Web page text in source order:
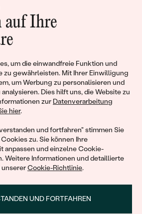
auf Ihre
um die einwandfreie Funktion und
zu gewährleisten. Mit Ihrer Einwilligung
um Werbung zu personalisieren und
Dies hilft uns, die Website zu
zur Datenverarbeitung
hier.
und fortfahren" stimmen Sie
zu. Sie können Ihre
anpassen und einzelne Cookie-
Weitere Informationen und detaillierte
unsererCookie-Richtlinie.
UND FORTFAHREN
wir
Schönheit und